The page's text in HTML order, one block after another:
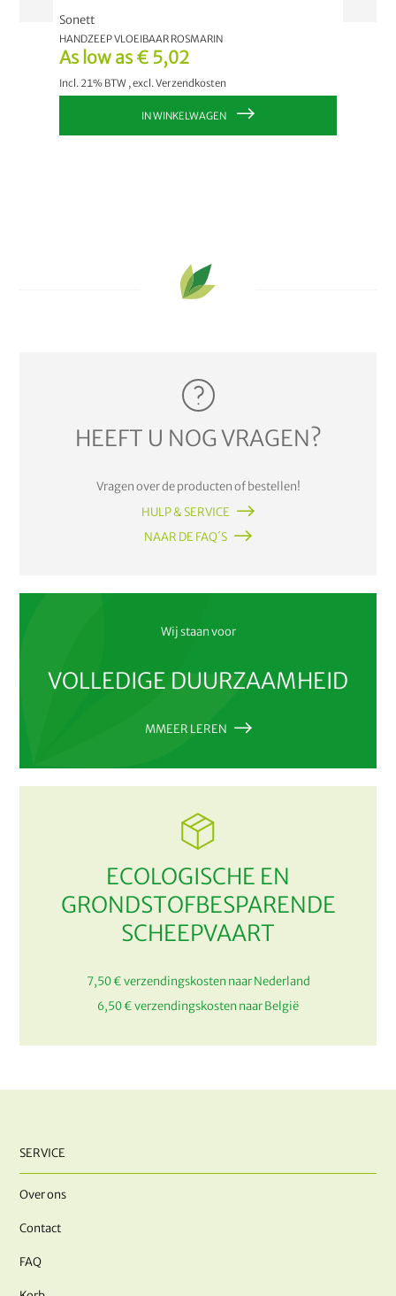
As low as € 5,02
Incl. 21% BTW ,excl.Verzendkosten
Sonett
HANDZEEP VLOEIBAAR ROSMARIN
IN WINKELWAGEN
HEEFT U NOG VRAGEN?
Vragen over de producten of bestellen!
HULP & SERVICE
NAAR DE FAQ´S
Wij staan voor
VOLLEDIGE DUURZAAMHEID
MMEER LEREN
ECOLOGISCHE EN
GRONDSTOFBESPARENDE
SCHEEPVAART
7,50 € verzendingskosten naar Nederland
6,50 € verzendingskosten naar België
SERVICE
Over ons
Contact
FAQ